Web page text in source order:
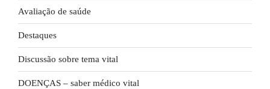
Avaliação de saúde
Destaques
Discussão sobre tema vital
DOENÇAS – saber médico vital